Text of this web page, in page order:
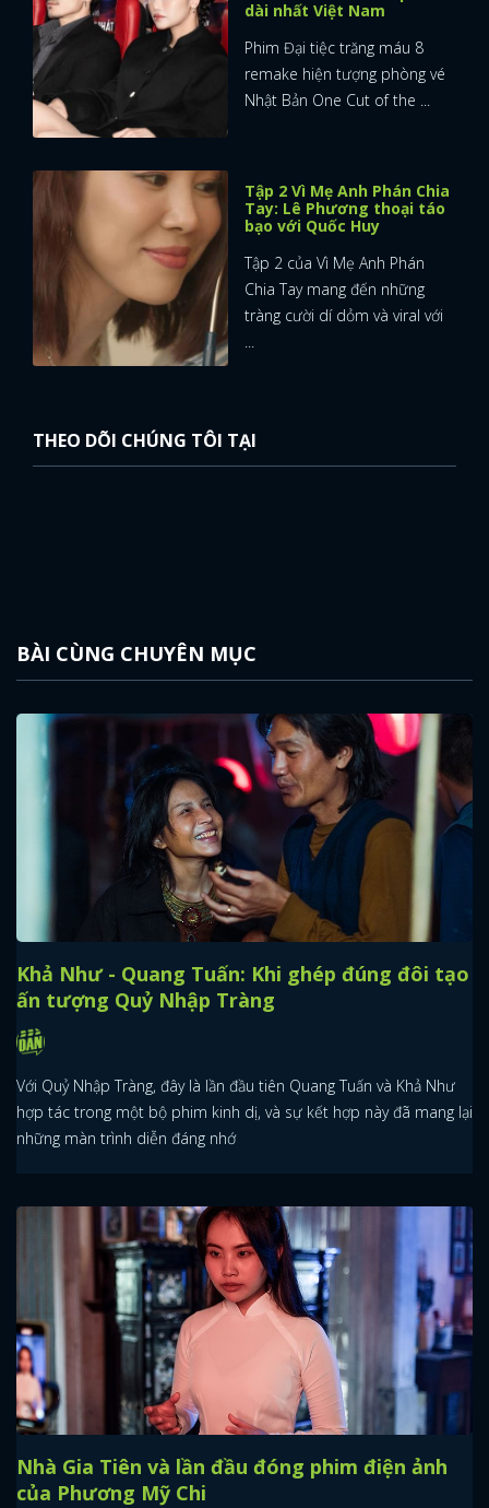
dài nhất Việt Nam
Phim Đại tiệc trăng máu 8
remake hiện tượng phòng vé
Nhật Bản One Cut of the ...
Tập 2 Vì Mẹ Anh Phán Chia
Tay: Lê Phương thoại táo
bạo với Quốc Huy
Tập 2 của Vì Mẹ Anh Phán
Chia Tay mang đến những
tràng cười dí dỏm và viral với
THEO DÕI CHÚNG TÔI TẠI
BÀI CÙNG CHUYÊN MỤC
Khả Như - Quang Tuấn: Khi ghép đúng đôi tạo
ấn tượng Quỷ Nhập Tràng
Với Quỷ Nhập Tràng, đây là lần đầu tiên Quang Tuấn và Khả Như
hợp tác trong một bộ phim kinh dị, và sự kết hợp này đã mang lại
những màn trình diễn đáng nhớ
Nhà Gia Tiên và lần đầu đóng phim điện ảnh
của Phương Mỹ Chi